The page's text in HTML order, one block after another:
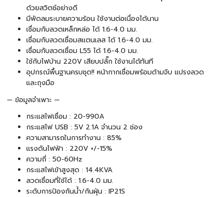
ด้วยสวิตช์อย่างดี
มีพัดลมระบายความร้อน ใช้งานต่อเนื่องได้นาน
เชื่อมกับลวดเหล็กหล่อ ได้ 1.6-4.0 มม.
เชื่อมกับลวดเชื่อมสเเตนเลส ได้ 1.6-4.0 มม.
เชื่อมกับลวดเชื่อม L55 ได้ 1.6-4.0 มม.
ใช้กับไฟบ้าน 220V เสียบปลั๊ก ใช้งานได้ทันที
อุปกรณ์พื้นฐานครบชุด!! หน้ากากเชื่อมพร้อมด้ามจับ แปรงลวด
และถุงมือ
— ข้อมูลจำเพาะ —
กระแสไฟเชื่อม : 20-990A
กระแสไฟ USB : 5V 2.1A จำนวน 2 ช่อง
ความสามารถในการทำงาน : 85%
แรงดันไฟฟ้า : 220V +/-15%
ความถี่ : 50-60Hz
กระแสไฟเข้าสูงสุด : 14.4KVA
ลวดเชื่อมที่ใช้ได้ : 1.6-4.0 มม.
ระดับการป้องกันน้ำ/กันฝุ่น : IP21S